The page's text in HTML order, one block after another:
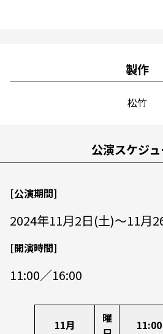
製作
松竹
公演スケジ
[公演期間]
2024年11月2日(土)～11月
[開演時間]
11:00／16:00
11月
曜
11:00